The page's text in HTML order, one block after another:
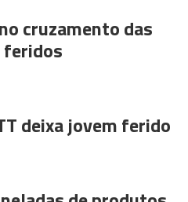
cruzamento das
feridos
deixa jovem ferido